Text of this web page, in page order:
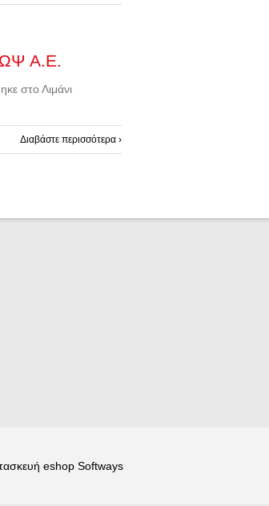
Α.Ε.
στο Λιμάνι
Διαβάστε περισσότερα ›
eshop Softways